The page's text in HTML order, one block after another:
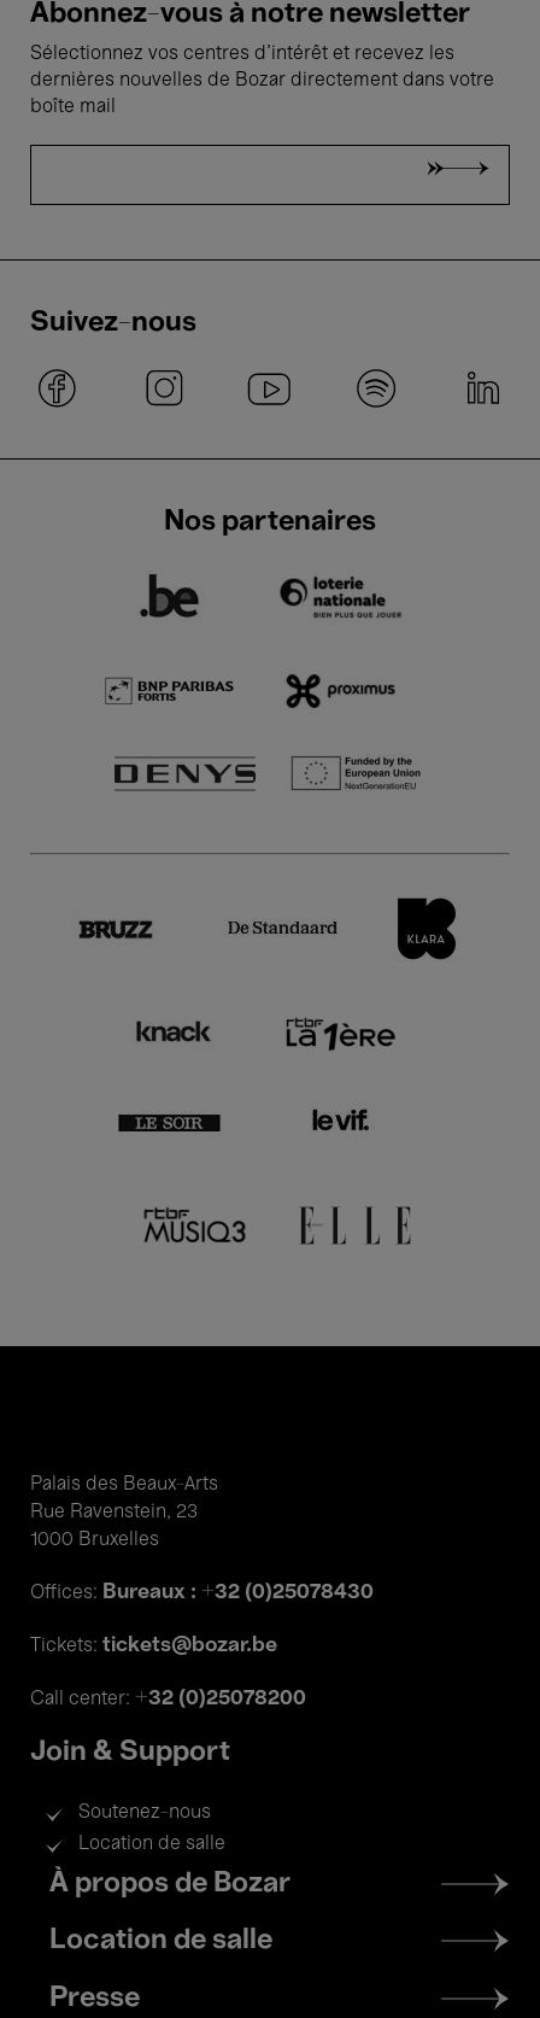
Abonnez-vous à notre newsletter
Sélectionnez vos centres d'intérêt et recevez les
dernières nouvelles de Bozar directement dans votre
boîte mail
Suivez-nous
Nos partenaires
Palais des Beaux-Arts
Rue Ravenstein, 23
1000 Bruxelles
Offices: Bureaux : +32 (0)25078430
Tickets: tickets@bozar.be
Call center: +32 (0)25078200
Join & Support
Soutenez-nous
Location de salle
Footer
menu
À propos de Bozar
Location de salle
Presse